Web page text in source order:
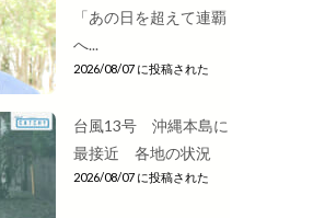
「あの日を超えて連覇
へ...
2026/08/07 に投稿された
台風13号 沖縄本島に
最接近 各地の状況
2026/08/07 に投稿された